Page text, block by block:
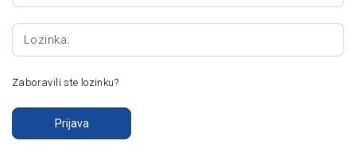
Lozinka:
Zaboravili ste lozinku?
Prijava